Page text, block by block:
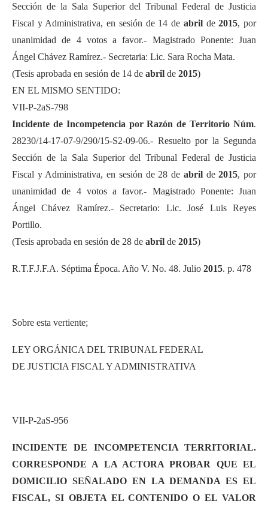
Sección de la Sala Superior del Tribunal Federal de Justicia
Fiscal y Administrativa, en sesión de 14 de abrilde2015, por
unanimidad de 4 votos a favor.- Magistrado Ponente: Juan
Ángel Chávez Ramírez.- Secretaria: Lic. Sara Rocha Mata.
(Tesis aprobada en sesión de 14 de abril de 2015)
EN EL MISMO SENTIDO:
VII-P-2aS-798
Incidente de Incompetencia por Razón de Territorio Núm.
28230/14-17-07-9/290/15-S2-09-06.- Resuelto por la Segunda
Sección de la Sala Superior del Tribunal Federal de Justicia
Fiscal y Administrativa, en sesión de 28 de abrilde2015, por
unanimidad de 4 votos a favor.- Magistrado Ponente: Juan
Ángel Chávez Ramírez.- Secretario: Lic. José Luis Reyes
Portillo.
(Tesis aprobada en sesión de 28 de abril de 2015)
R.T.F.J.F.A. Séptima Época. Año V. No. 48. Julio 2015. p. 478
Sobre esta vertiente;
LEY ORGÁNICA DEL TRIBUNAL FEDERAL
DE JUSTICIA FISCAL Y ADMINISTRATIVA
VII-P-2aS-956
INCIDENTE DE INCOMPETENCIA TERRITORIAL.
CORRESPONDE A LA ACTORA PROBAR QUE EL
DOMICILIO SEÑALADO EN LA DEMANDA ES EL
FISCAL, SI OBJETA EL CONTENIDO O EL VALOR